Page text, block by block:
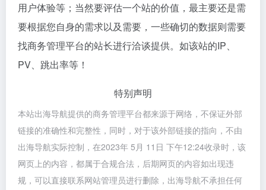
用户体验等；当然要评估一个站的价值，最主要还是需
要根据您自身的需求以及需要，一些确切的数据则需要
找商务管理平台的站长进行洽谈提供。如该站的IP、
PV、跳出率等！
特别声明
本站出海导航提供的商务管理平台都来源于网络，不保证外部
链接的准确性和完整性，同时，对于该外部链接的指向，不由
出海导航实际控制，在2023年 5月 11日 下午12:24收录时，该
网页上的内容，都属于合规合法，后期网页的内容如出现违
规，可以直接联系网站管理员进行删除，出海导航不承担任何